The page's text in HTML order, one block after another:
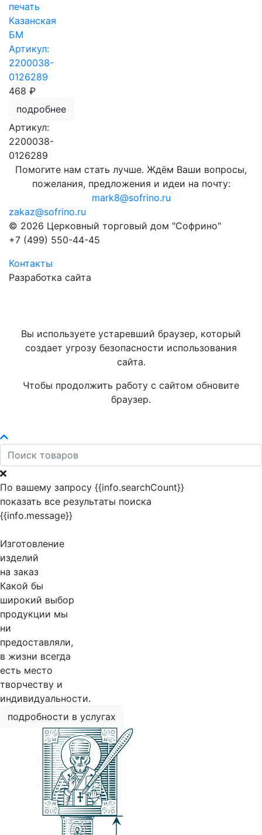
печать
Казанская
БМ
Артикул:
2200038-
0126289
468 ₽
подробнее
Артикул:
2200038-
0126289
Помогите нам стать лучше. Ждём Ваши вопросы,
пожелания, предложения и идеи на почту:
mark8@sofrino.ru
zakaz@sofrino.ru
© 2026 Церковный торговый дом "Софрино"
+7 (499) 550-44-45
Контакты
Разработка сайта
Вы используете устаревший браузер, который
создает угрозу безопасности использования
сайта.
Чтобы продолжить работу с сайтом обновите
браузер.
По вашему запросу {{info.searchCount}}
показать все результаты поиска
{{info.message}}
Изготовление
изделий
на заказ
Какой бы
широкий выбор
продукции мы
ни
предоставляли,
в жизни всегда
есть место
творчеству и
индивидуальности.
подробности в услугах